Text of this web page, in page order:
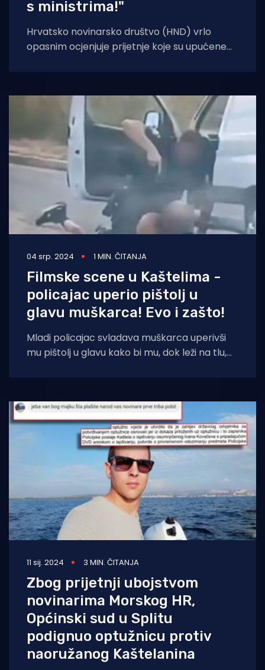
s ministrima!"
Hrvatsko novinarsko društvo (HND) vrlo
opasnim ocjenjuje prijetnje koje su upućene
Jurici Gašparu,
04 srp. 2024 1 MIN. ČITANJA
Filmske scene u Kaštelima -
policajac uperio pištolj u
glavu muškarca! Evo i zašto!
Mladi policajac svladava muškarca uperivši
mu pištolj u glavu kako bi mu, dok leži na tlu,
11 sij. 2024 3 MIN. ČITANJA
Zbog prijetnji ubojstvom
novinarima Morskog HR,
Općinski sud u Splitu
podignuo optužnicu protiv
naoružanog Kaštelanina